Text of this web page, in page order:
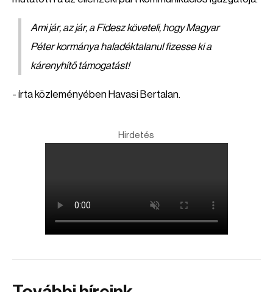
Ami jár, az jár, a Fidesz követeli, hogy Magyar
Péter kormánya haladéktalanul fizesse ki a
kárenyhítő támogatást!
- írta közleményében Havasi Bertalan.
Hirdetés